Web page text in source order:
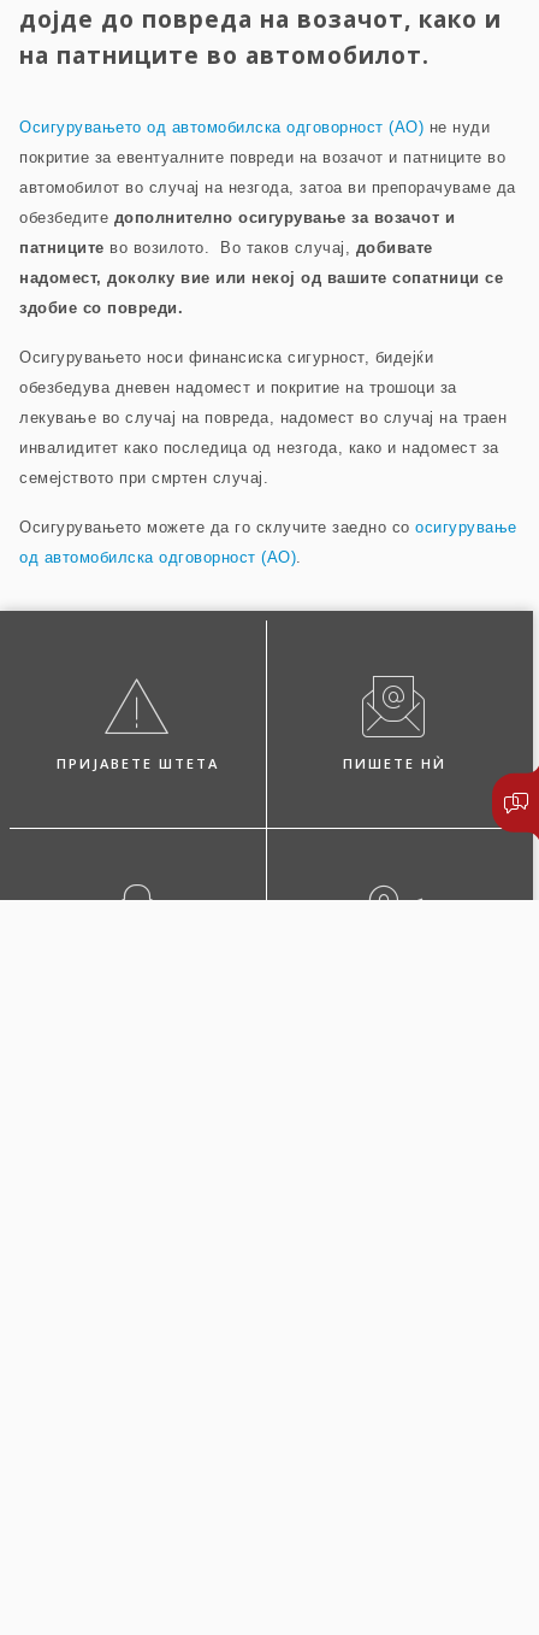
дојде до повреда на возачот, како и
на патниците во автомобилот.
Осигурувањето од автомобилска одговорност (AO) не нуди
покритие за евентуалните повреди на возачот и патниците во
автомобилот во случај на незгода, затоа ви препорачуваме да
обезбедите дополнително осигурување за возачот и
патниците во возилото. Во таков случај, добивате
надомест, доколку вие или некој од вашите сопатници се
здобие со повреди.
Осигурувањето носи финансиска сигурност, бидејќи
обезбедува дневен надомест и покритие на трошоци за
лекување во случај на повреда, надомест во случај на траен
инвалидитет како последица од незгода, како и надомест за
семејството при смртен случај.
Осигурувањето можете да го склучите заедно со осигурување
од автомобилска одговорност (AO)
ПРИЈАВЕТЕ ШТЕТА ПИШЕТЕ НЍ